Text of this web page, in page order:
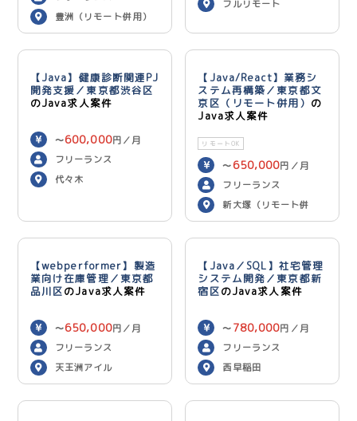
豊洲（リモート併用）
フルリモート
【Java】健康診断関連PJ
開発支援／東京都渋谷区
のJava求人案件
〜600,000円／月
フリーランス
代々木
【Java/React】業務シ
ステム再構築／東京都文
京区（リモート併用） の
Java求人案件
リモートOK
〜 650,000円／月
フリーランス
新大塚（リモート併
用）
【webperformer】製造
業向け在庫管理／東京都
品川区のJava求人案件
〜650,000円／月
フリーランス
天王洲アイル
【Java／SQL】社宅管理
システム開発／東京都新
宿区のJava求人案件
〜 780,000円／月
フリーランス
西早稲田